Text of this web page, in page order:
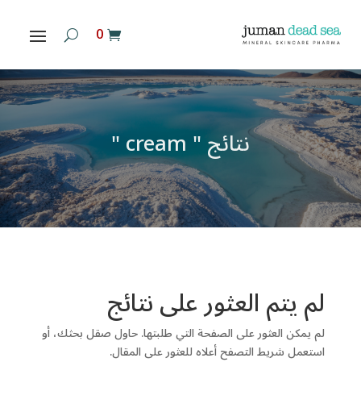
‏ 0
نتائج " cream "
لم يتم العثور على نتائج
لم يمكن العثور على الصفحة التي طلبتها. حاول صقل بحثك، أو
استعمل شريط التصفح أعلاه للعثور على المقال.